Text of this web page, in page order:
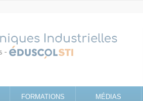
FORMATIONS MÉDIAS